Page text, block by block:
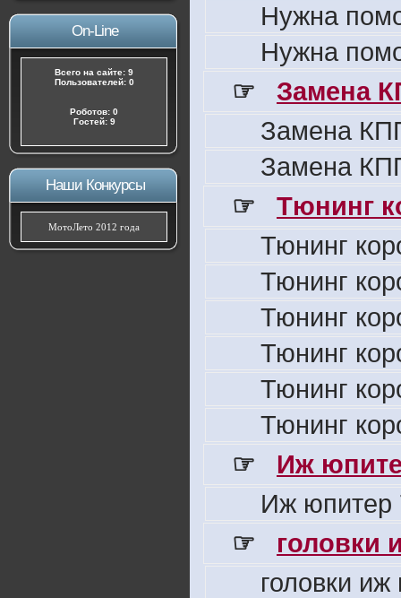
On-Line
Всего на сайте: 9
Пользователей: 0
Роботов: 0
Гостей: 9
Наши Конкурсы
МотоЛето 2012 года
Нужна
Нужна
☞
Замена
Замена
Замена
☞
Тюнинг
Тюнинг
Тюнинг
Тюнинг
Тюнинг
Тюнинг
Тюнинг
☞
Иж
Иж юпитер
☞
головки
головки